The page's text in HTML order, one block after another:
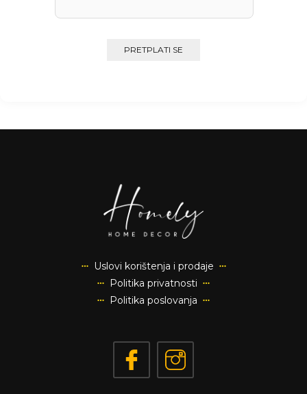
Uslovi korištenja i prodaje
Politika privatnosti
Politika poslovanja